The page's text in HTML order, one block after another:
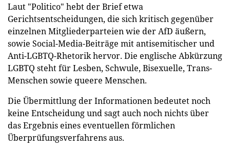
Laut "Politico" hebt der Brief etwa
Gerichtsentscheidungen, die sich kritisch gegenüber
einzelnen Mitgliederparteien wie der AfD äußern,
sowie Social-Media-Beiträge mit antisemitischer und
Anti-LGBTQ-Rhetorik hervor. Die englische Abkürzung
LGBTQ steht für Lesben, Schwule, Bisexuelle, Trans-
Menschen sowie queere Menschen.
Die Übermittlung der Informationen bedeutet noch
keine Entscheidung und sagt auch noch nichts über
das Ergebnis eines eventuellen förmlichen
Überprüfungsverfahrens aus.